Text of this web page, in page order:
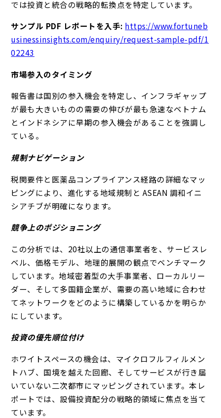
では投資と統合の戦略的転換点を特定しています。
サンプル PDF レポートを入手: https://www.fortuneb
usinessinsights.com/enquiry/request-sample-pdf/1
02243
市場参入のタイミング
報告書は国別の参入機会を特定し、インフラギャップ
が最も大きいものの需要の伸びが最も急速なベトナム
とインドネシアに早期の参入機会があることを強調し
ている。
規制ナビゲーション
税関要件と医薬品コンプライアンス経路の詳細なマッ
ピングにより、進化する地域規制と ASEAN 調和イニ
シアチブが明確になります。
競争上のポジショニング
この分析では、20社以上の通信事業者を、サービスレ
ベル、価格モデル、地理的展開の観点でベンチマーク
しています。地域密着型の大手事業者、ローカルリー
ダー、そして多国籍企業が、需要の高い地域に合わせ
てネットワークをどのように構築しているかを明らか
にしています。
投資の優先順位付け
ホワイトスペースの機会は、マイクロフルフィルメン
トハブ、国境を越えた回廊、そしてサービスが行き届
いていない二次都市にマッピングされています。本レ
ポートでは、設備投資配分の戦略的領域に焦点を当て
ています。